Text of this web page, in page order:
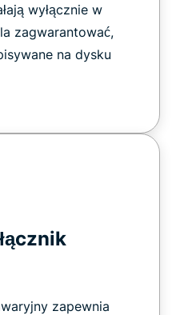
wyłącznie w
zagwarantować,
na dysku
zapewnia